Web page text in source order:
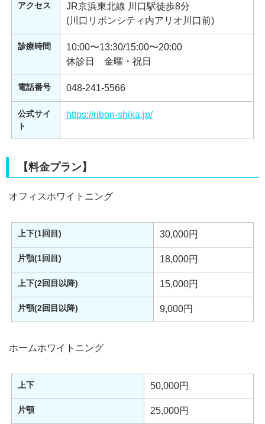
アクセス
JR京浜東北線 川口駅徒歩8分
(川口リボンシティ内アリオ川口前)
診療時間
10:00〜13:30/15:00〜20:00
休診日 金曜・祝日
電話番号 048-241-5566
公式サイ
ト
https://ribon-shika.jp/
【料金プラン】
オフィスホワイトニング
上下(1回目) 30,000円
片顎(1回目) 18,000円
上下(2回目以降) 15,000円
片顎(2回目以降) 9,000円
ホームホワイトニング
上下 50,000円
片顎 25,000円